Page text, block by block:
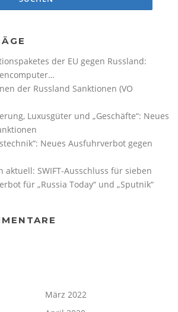
der EU gegen Russland:
der Russland Sanktionen (VO
Luxusgüter und „Geschäfte“: Neues
Neues Ausfuhrverbot gegen
aktuell: SWIFT-Ausschluss für sieben
für „Russia Today“ und „Sputnik“
März 2022